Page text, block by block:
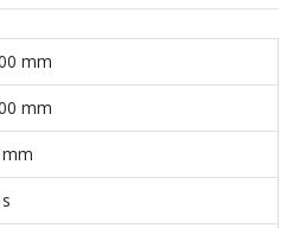
mm
mm